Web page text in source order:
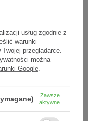
Ulga, płyn micelarny
oczyszczanie,
200 ml
usług zgodnie z
warunki
przeglądarce.
można
Google
Zawsze
aktywne